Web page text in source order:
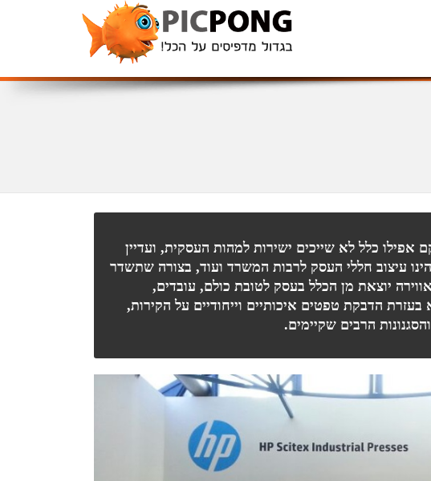
אפילו כלל לא שייכים ישירות למהות העסקית, ועדיין
עיצוב חללי העסק לרבות המשרד ועוד, בצורה שתשדר
יוצאת מן הכלל בעסק לטובת כולם, עובדים,
הדבקת טפטים איכותיים וייחודיים על הקירות,
הרבים שקיימים.